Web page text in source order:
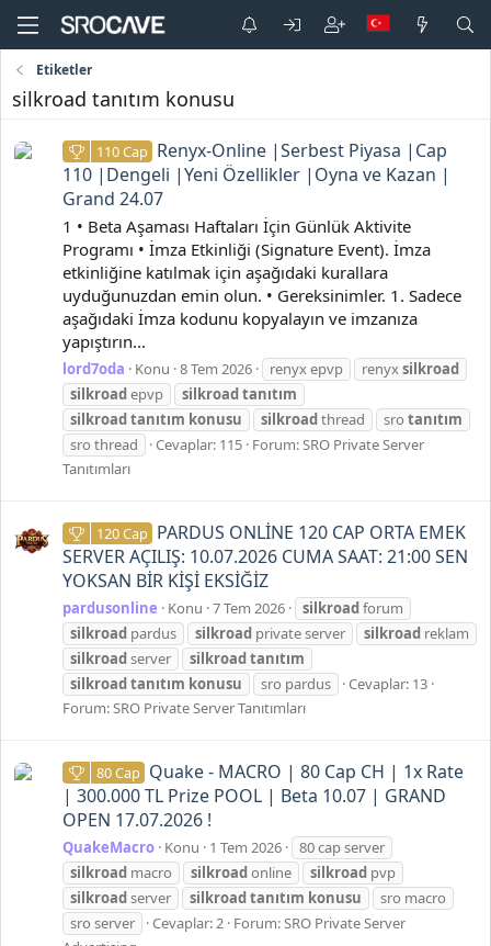
Etiketler
silkroad tanıtım konusu
110 Cap Renyx-Online |Serbest Piyasa |Cap
110 |Dengeli |Yeni Özellikler |Oyna ve Kazan |
Grand 24.07
1 • Beta Aşaması Haftaları İçin Günlük Aktivite
Programı • İmza Etkinliği (Signature Event). İmza
etkinliğine katılmak için aşağıdaki kurallara
uyduğunuzdan emin olun. • Gereksinimler. 1. Sadece
aşağıdaki İmza kodunu kopyalayın ve imzanıza
yapıştırın...
lord7oda Konu 8 Tem 2026 renyx epvp renyxsilkroad
silkroadepvp silkroadtanıtım
silkroadtanıtım konusu silkroadthread sro tanıtım
sro thread
Cevaplar: 115 Forum:SRO Private Server
Tanıtımları
120 Cap PARDUS ONLİNE 120 CAP ORTA EMEK
SERVER AÇILIŞ: 10.07.2026 CUMA SAAT: 21:00 SEN
YOKSAN BİR KİŞİ EKSİĞİZ
pardusonline Konu 7 Tem 2026 silkroadforum
silkroad pardus silkroad private server silkroad reklam
silkroadserver silkroadtanıtım
silkroadtanıtım konusu sro pardus
Cevaplar: 13
Forum:SRO Private Server Tanıtımları
80 Cap Quake - MACRO | 80 Cap CH | 1x Rate
| 300.000 TL Prize POOL | Beta 10.07 | GRAND
OPEN 17.07.2026 !
QuakeMacro Konu 1 Tem 2026
80 cap server
silkroad macro silkroadonline silkroad pvp
silkroadserver silkroadtanıtım konusu
sro macro
sro server
Cevaplar: 2 Forum:SRO Private Server